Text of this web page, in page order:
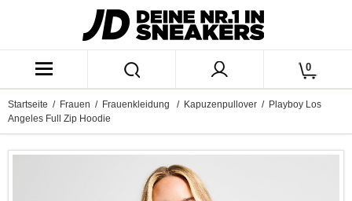
0
Startseite / Frauen / Frauenkleidung / Kapuzenpullover / Playboy Los
Angeles Full Zip Hoodie